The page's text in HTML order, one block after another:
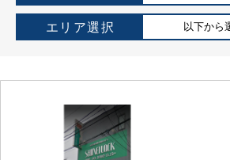
エリア選択 以下から